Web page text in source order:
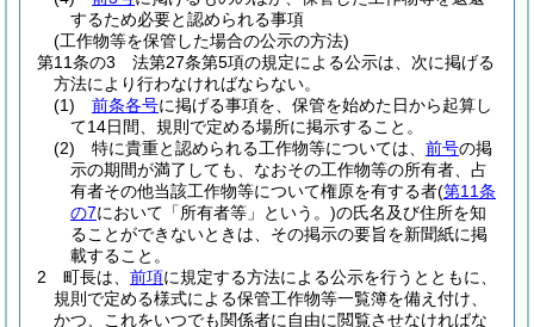
するため必要と認められる事項
(工作物等を保管した場合の公示の方法)
第11条の3
法第27条第5項の規定による公示は、次に掲げる
方法により行わなければならない。
(1)
前条各号に掲げる事項を、保管を始めた日から起算し
て14日間、規則で定める場所に掲示すること。
(2)
特に貴重と認められる工作物等については、 前号の掲
示の期間が満了しても、なおその工作物等の所有者、占
有者その他当該工作物等について権原を有する者(第11条
の7において「所有者等」という。)の氏名及び住所を知
ることができないときは、その掲示の要旨を新聞紙に掲
載すること。
2
町長は、 前項に規定する方法による公示を行うとともに、
規則で定める様式による保管工作物等一覧簿を備え付け、
かつ、これをいつでも関係者に自由に閲覧させなければな